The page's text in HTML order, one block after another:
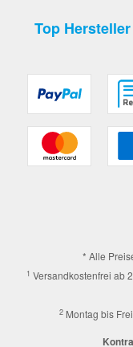
Top Hersteller
* Alle
1 Versandkostenfrei ab
2Montag bis